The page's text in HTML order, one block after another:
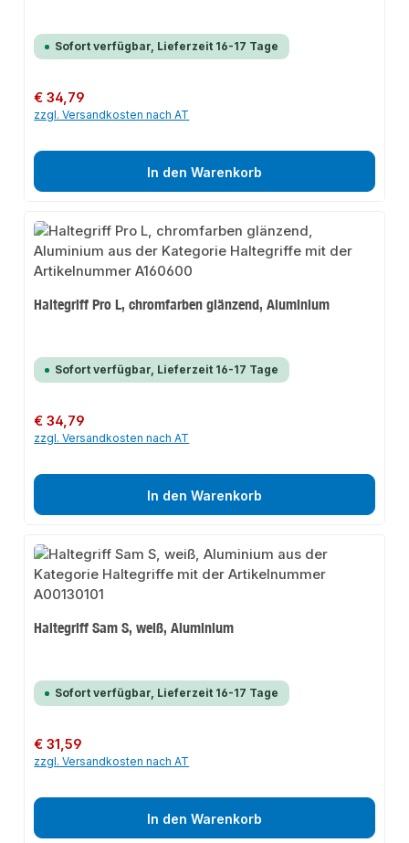
Sofort verfügbar, Lieferzeit 16-17 Tage
Regulärer Preis:
€ 34,79
zzgl. Versandkosten nach AT
In den Warenkorb
Haltegriff Pro L, chromfarben glänzend, Aluminium
Sofort verfügbar, Lieferzeit 16-17 Tage
Regulärer Preis:
€ 34,79
zzgl. Versandkosten nach AT
In den Warenkorb
Haltegriff Sam S, weiß, Aluminium
Sofort verfügbar, Lieferzeit 16-17 Tage
Regulärer Preis:
€ 31,59
zzgl. Versandkosten nach AT
In den Warenkorb